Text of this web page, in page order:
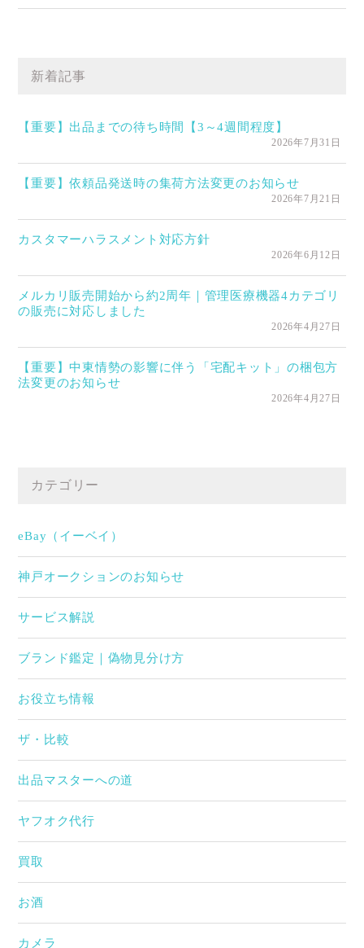
新着記事
【重要】出品までの待ち時間【3～4週間程度】
2026年7月31日
【重要】依頼品発送時の集荷方法変更のお知らせ
2026年7月21日
カスタマーハラスメント対応方針
2026年6月12日
メルカリ販売開始から約2周年｜管理医療機器4カテゴリ
の販売に対応しました
2026年4月27日
【重要】中東情勢の影響に伴う「宅配キット」の梱包方
法変更のお知らせ
2026年4月27日
カテゴリー
eBay（イーベイ）
神戸オークションのお知らせ
サービス解説
ブランド鑑定｜偽物見分け方
お役立ち情報
ザ・比較
出品マスターへの道
ヤフオク代行
買取
お酒
カメラ